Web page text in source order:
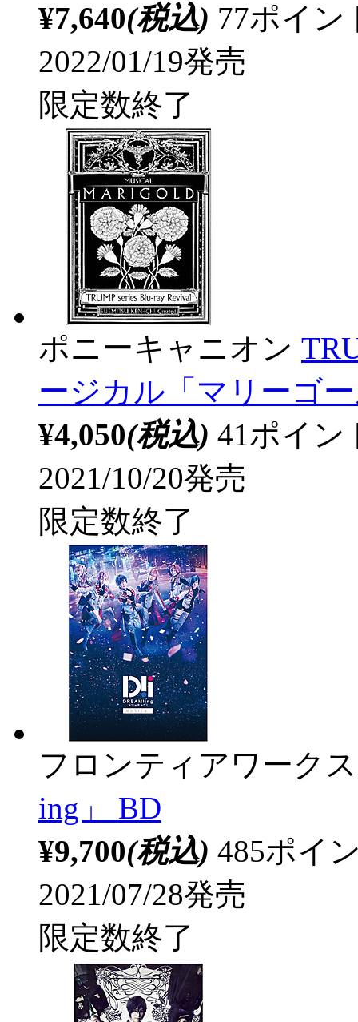
¥7,640(税込) 77ポイ
2022/01/19発売
限定数終了
ポニーキャニオン
ージカル「マリーゴ
¥4,050(税込) 41ポイ
2021/10/20発売
限定数終了
フロンティアワークス
ing」 BD
¥9,700(税込) 485ポイ
2021/07/28発売
限定数終了